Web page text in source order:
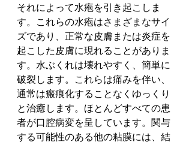
それによって水疱を引き起こしま
す。これらの水疱はさまざまなサイ
ズであり、正常な皮膚または炎症を
起こした皮膚に現れることがありま
す。水ぶくれは壊れやすく、簡単に
破裂します。これらは痛みを伴い、
通常は瘢痕化することなくゆっくり
と治癒します。ほとんどすべての患
者が口腔病変を呈しています。関与
する可能性のある他の粘膜には、結